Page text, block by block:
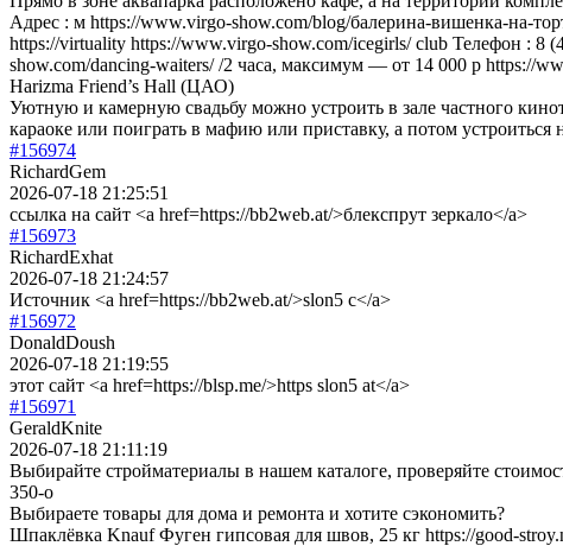
Адрес : м https://www.virgo-show.com/blog/балерина-вишенка-на-
https://virtuality https://www.virgo-show.com/icegirls/ club Телефон : 8
show.com/dancing-waiters/ /2 часа, максимум — от 14 000 р https://
Harizma Friend’s Hall (ЦАО)
Уютную и камерную свадьбу можно устроить в зале частного
караоке или поиграть в мафию или приставку, а потом
#156974
RichardGem
2026-07-18 21:25:51
ссылка на сайт <a href=https://bb2web.at/>блекспрут зеркало</a>
#156973
RichardExhat
2026-07-18 21:24:57
Источник <a href=https://bb2web.at/>slon5 c</a>
#156972
DonaldDoush
2026-07-18 21:19:55
этот сайт <a href=https://blsp.me/>https slon5 at</a>
#156971
GeraldKnite
2026-07-18 21:11:19
Выбирайте стройматериалы в нашем каталоге, проверяйте
350-o
Выбираете товары для дома и ремонта и хотите сэкономить?
Шпаклёвка Knauf Фуген гипсовая для швов, 25 кг https://good-